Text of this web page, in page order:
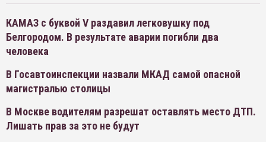
КАМАЗ с буквой V раздавил легковушку под
Белгородом. В результате аварии погибли два
человека
В Госавтоинспекции назвали МКАД самой опасной
магистралью столицы
В Москве водителям разрешат оставлять место ДТП.
Лишать прав за это не будут